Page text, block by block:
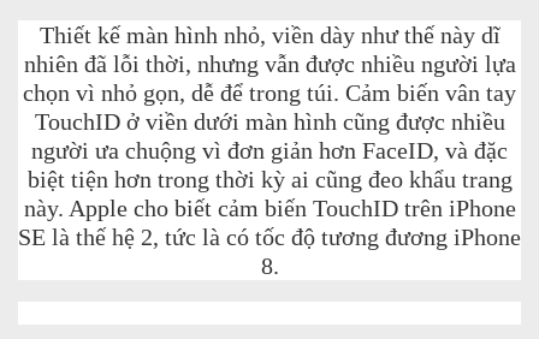
Thiết kế màn hình nhỏ, viền dày như thế này dĩ
nhiên đã lỗi thời, nhưng vẫn được nhiều người lựa
chọn vì nhỏ gọn, dễ để trong túi. Cảm biến vân tay
TouchID ở viền dưới màn hình cũng được nhiều
người ưa chuộng vì đơn giản hơn FaceID, và đặc
biệt tiện hơn trong thời kỳ ai cũng đeo khẩu trang
này. Apple cho biết cảm biến TouchID trên iPhone
SE là thế hệ 2, tức là có tốc độ tương đương iPhone
8.